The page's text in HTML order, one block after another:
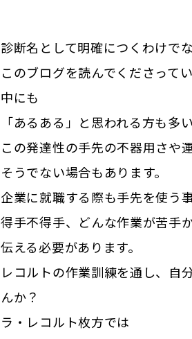
診断名として明確につくわけで
このブログを読んでくださって
中にも
「あるある」と思われる方も多
この発達性の手先の不器用さや
そうでない場合もあります。
企業に就職する際も手先を使う
得手不得手、どんな作業が苦手
伝える必要があります。
レコルトの作業訓練を通し、自
んか？
ラ・レコルト枚方では